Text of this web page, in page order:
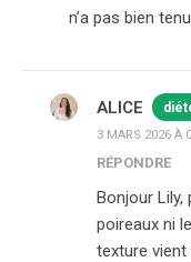
n’a pas bien
ALICE
3 MARS 2026 À
RÉPONDRE
Bonjour
poireaux ni
texture